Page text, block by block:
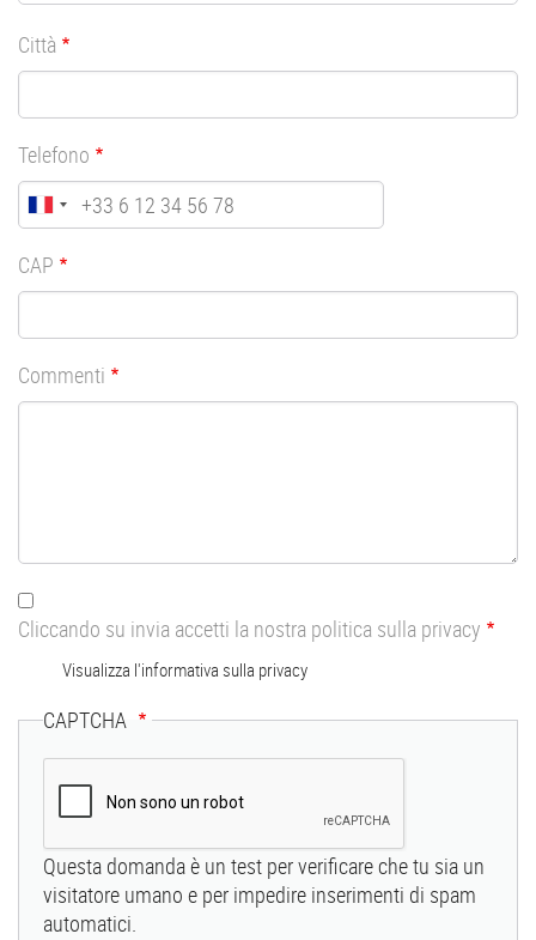
Città
Telefono
CAP
Commenti
Cliccando su invia accetti la nostra politica sulla privacy
Visualizza l'informativa sulla privacy
CAPTCHA
Questa domanda è un test per verificare che tu sia un
visitatore umano e per impedire inserimenti di spam
automatici.